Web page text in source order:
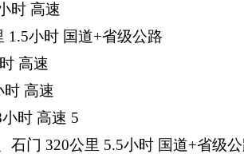
时 高速
1.5小时 国道+省级公路
高速
时 高速
时 高速 5
石门 320公里 5.5小时 国道+省级